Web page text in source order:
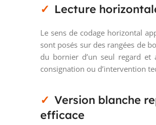
Lecture
Le sens de codage horizontal
sont posés sur des rangées de
du bornier d’un seul regard
consignation ou d’intervention
Version blanche
efficace